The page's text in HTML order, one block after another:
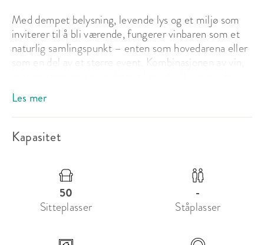
Med dempet belysning, levende lys og et miljø som
inviterer til å bli værende, fungerer vinbaren som et
naturlig samlingspunkt – enten som hovedarena eller
som en del av et større event. Kombinasjonen av vin,
mindre selskaper, mingling og mer intime opplevelser
i Oslo.
Bord for opptil 14 personer kan også bookes – passer
perfekt til after work og snacks.
Om Kastellet
Kastellet Oslo er et eksklusivt og fleksibelt
selskapslokale på Oslo Vest, perfekt for alt fra private
gjennomført estetikk og en varm, sosial atmosfære
Les mer
Kapasitet
50
Sitteplasser
-
Ståplasser